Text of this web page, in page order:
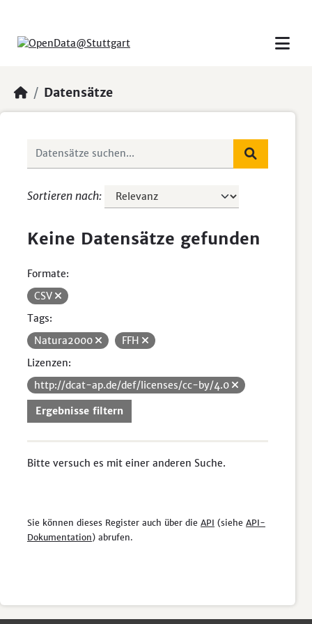
Datensätze
Sortieren nach
Keine Datensätze gefunden
Formate:
CSV
Tags:
Natura2000
FFH
Lizenzen:
http://dcat-ap.de/def/licenses/cc-by/4.0
Ergebnisse filtern
Bitte versuch es mit einer anderen Suche.
Sie können dieses Register auch über die API (siehe API-
Dokumentation) abrufen.